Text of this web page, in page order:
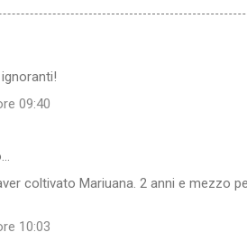
09:40
coltivato Mariuana. 2 anni e mezzo
10:03